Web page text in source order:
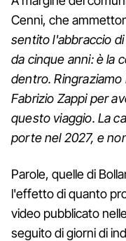
Cenni, che
sentito l'abbraccio
da cinque anni: è la
dentro.
Fabrizio Zappi per
questo viaggio. La
porte nel 2027, e
Parole, quelle di
l'effetto di quanto
video pubblicato
seguito di giorni di